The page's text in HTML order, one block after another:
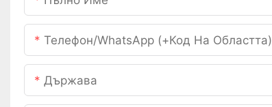
Телефон/WhatsApp (+Код На Областта)
Държава